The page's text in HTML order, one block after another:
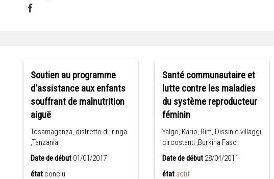
Soutien au programme
d‘assistance aux enfants
souffrant de malnutrition
aiguë
Tosamaganza, distretto di Iringa
,Tanzania
Date de début 01/01/2017
état conclu
Santé communautaire et
lutte contre les maladies
du système reproducteur
féminin
Yalgo, Kario, Rim, Dissin e villaggi
circostanti ,Burkina Faso
Date de début28/04/2011
état actif